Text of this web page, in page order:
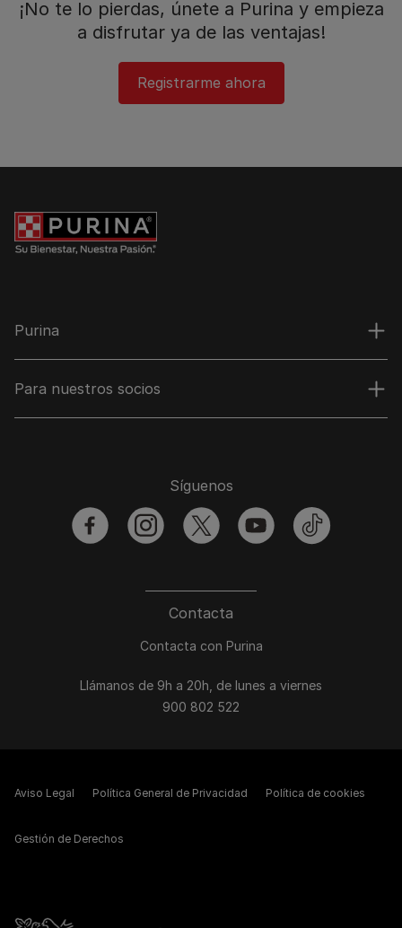
¡No te lo pierdas, únete a Purina y empieza
a disfrutar ya de las ventajas!​
Registrarme ahora
Purina
Para nuestros socios
Contacta
Contacta con Purina
Llámanos de 9h a 20h, de lunes a viernes
900 802 522
Síguenos
facebookinstagramtwitter youtubetiktok
Aviso Legal Política General de Privacidad Política de cookies
Gestión de Derechos